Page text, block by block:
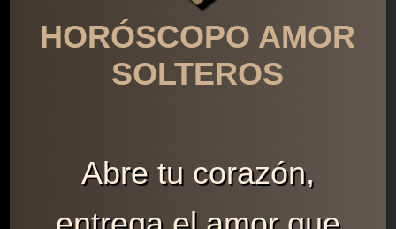
HORÓSCOPO AMOR
SOLTEROS
Abre tu corazón,